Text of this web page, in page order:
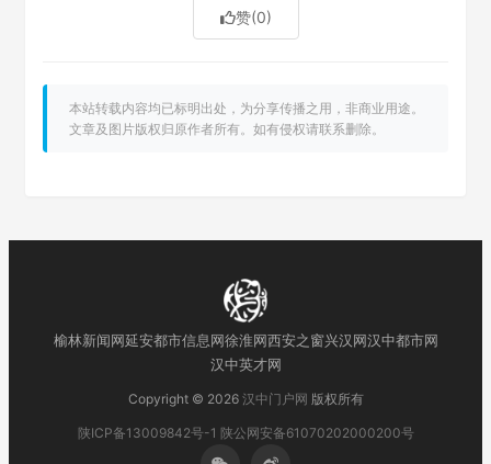
赞(0)
本站转载内容均已标明出处，为分享传播之用，非商业用途。
文章及图片版权归原作者所有。如有侵权请联系删除。
榆林新闻网延安都市信息网徐淮网西安之窗兴汉网汉中都市网
汉中英才网
Copyright © 2026 汉中门户网 版权所有
陕ICP备13009842号-1 陕公网安备61070202000200号